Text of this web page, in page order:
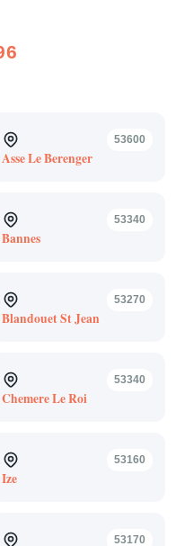
53600
Asse Le Berenger
53340
Bannes
53270
Blandouet St Jean
53340
Chemere Le Roi
53160
Ize
53170